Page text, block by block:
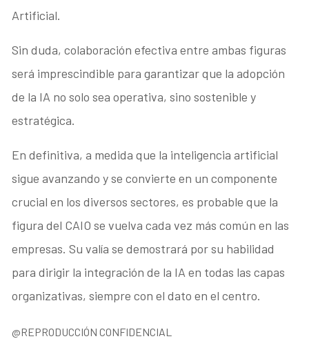
Artificial.
Sin duda, colaboración efectiva entre ambas figuras
será imprescindible para garantizar que la adopción
de la IA no solo sea operativa, sino sostenible y
estratégica.
En definitiva, a medida que la inteligencia artificial
sigue avanzando y se convierte en un componente
crucial en los diversos sectores, es probable que la
figura del CAIO se vuelva cada vez más común en las
empresas. Su valía se demostrará por su habilidad
para dirigir la integración de la IA en todas las capas
organizativas, siempre con el dato en el centro.
@REPRODUCCIÓN CONFIDENCIAL